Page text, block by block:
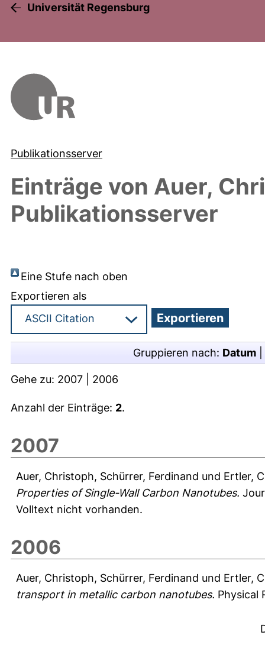
Universität Regensburg
Publikationsserver
Einträge von Auer,
Publikationsserver
Eine Stufe nach oben
Exportieren als
Gruppieren nach: Datum
Gehe zu: 2007 2006
Anzahl der Einträge: 2.
2007
Auer, Christoph, Schürrer, Ferdinand und Ertler,
Properties of Single-Wall Carbon Nanotubes.
Volltext nicht vorhanden.
2006
Auer, Christoph, Schürrer, Ferdinand und Ertler,
transport in metallic carbon nanotubes. Physical